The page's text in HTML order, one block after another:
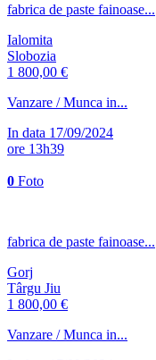
fabrica de paste fainoase...
Ialomita
Slobozia
1 800,00 €
Vanzare / Munca in...
In data 17/09/2024
ore 13h39
0 Foto
fabrica de paste fainoase...
Gorj
Târgu Jiu
1 800,00 €
Vanzare / Munca in...